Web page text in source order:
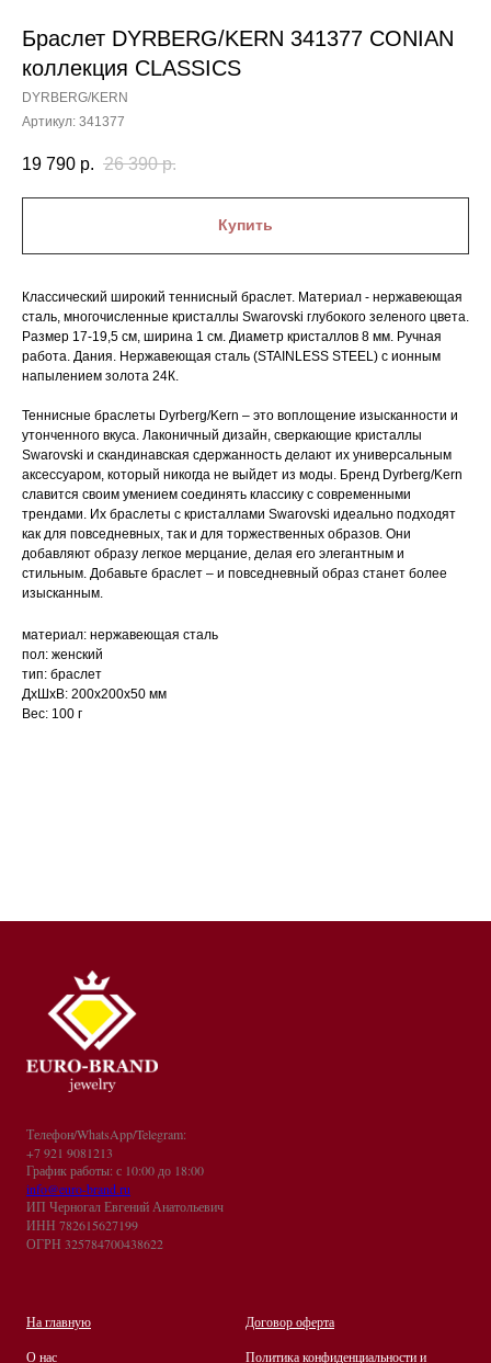
Браслет DYRBERG/KERN 341377 CONIAN
коллекция CLASSICS
DYRBERG/KERN
Артикул: 341377
19 790 р. 26 390 р.
Купить
Классический широкий теннисный браслет. Материал - нержавеющая
сталь, многочисленные кристаллы Swarovski глубокого зеленого цвета.
Размер 17-19,5 см, ширина 1 см. Диаметр кристаллов 8 мм. Ручная
работа. Дания. Нержавеющая сталь (STAINLESS STEEL) с ионным
напылением золота 24К.
Теннисные браслеты Dyrberg/Kern – это воплощение изысканности и
утонченного вкуса. Лаконичный дизайн, сверкающие кристаллы
Swarovski и скандинавская сдержанность делают их универсальным
аксессуаром, который никогда не выйдет из моды. Бренд Dyrberg/Kern
славится своим умением соединять классику с современными
трендами. Их браслеты с кристаллами Swarovski идеально подходят
как для повседневных, так и для торжественных образов. Они
добавляют образу легкое мерцание, делая его элегантным и
стильным. Добавьте браслет – и повседневный образ станет более
изысканным.
материал: нержавеющая сталь
пол: женский
тип: браслет
ДxШxВ: 200x200x50 мм
Вес: 100 г
Телефон/WhatsApp/Telegram:
+7 921 9081213
График работы: с 10:00 до 18:00
info@euro-brand.ru
ИП Черногал Евгений Анатольевич
ИНН 782615627199
ОГРН 325784700438622
На главную
О нас
Договор оферта
Политика конфиденциальности и